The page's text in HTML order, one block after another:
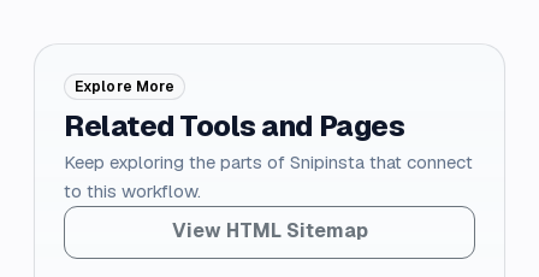
Explore More
Related Tools and Pages
Keep exploring the parts of Snipinsta that connect
to this workflow.
View HTML Sitemap